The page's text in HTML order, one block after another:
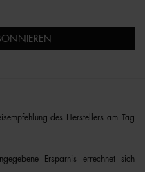
des Herstellers am Tag
Ersparnis errechnet sich